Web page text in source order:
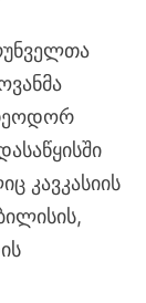
კავკასიის